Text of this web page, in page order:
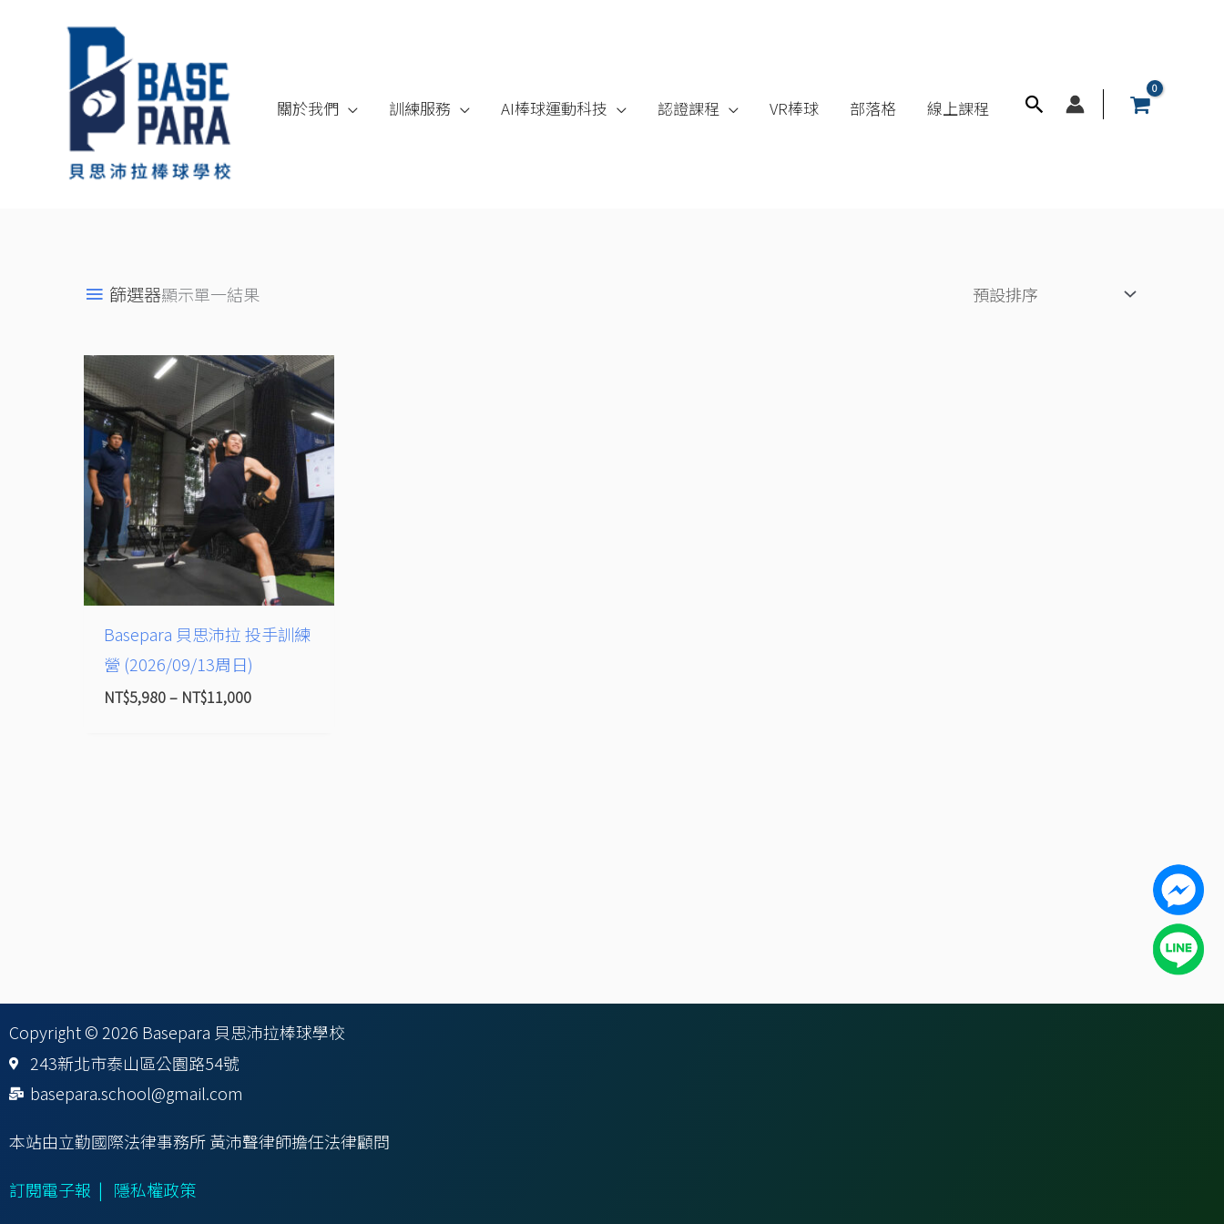
關於我們 訓練服務 AI棒球運動科技 認證課程 VR棒球 部落格 線上課程
搜
篩選器顯示單一結果
Basepara 貝思沛拉 投手訓練
營 (2026/09/13周日)
NT$5,980– NT$11,000
價
格
範
NT$5,980
到
NT$11,000
Copyright © 2026 Basepara 貝思沛拉棒球學校
243新北市泰山區公園路54號
basepara.school@gmail.com
本站由立勤國際法律事務所 黃沛聲律師擔任法律顧問
訂閱電子報 | 隱私權政策